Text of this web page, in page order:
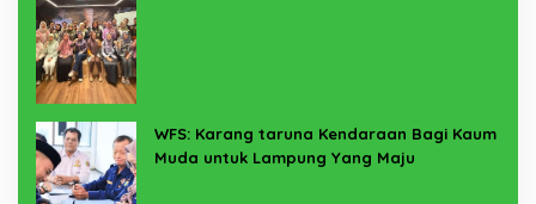
WFS: Karang taruna Kendaraan Bagi Kaum
Muda untuk Lampung Yang Maju